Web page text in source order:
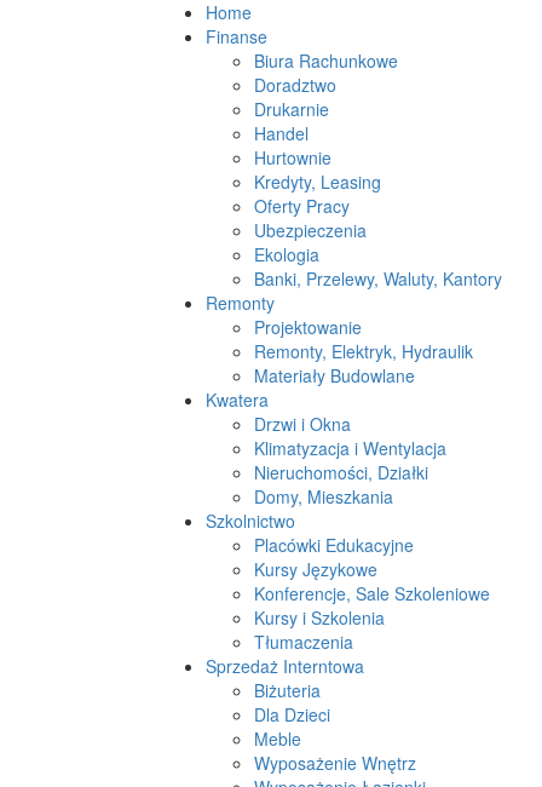
Home
Finanse
Biura Rachunkowe
Doradztwo
Drukarnie
Handel
Hurtownie
Kredyty, Leasing
Oferty Pracy
Ubezpieczenia
Ekologia
Banki, Przelewy, Waluty, Kantory
Remonty
Projektowanie
Remonty, Elektryk, Hydraulik
Materiały Budowlane
Kwatera
Drzwi i Okna
Klimatyzacja i Wentylacja
Nieruchomości, Działki
Domy, Mieszkania
Szkolnictwo
Placówki Edukacyjne
Kursy Językowe
Konferencje, Sale Szkoleniowe
Kursy i Szkolenia
Tłumaczenia
Sprzedaż Interntowa
Biżuteria
Dla Dzieci
Meble
Wyposażenie Wnętrz